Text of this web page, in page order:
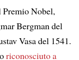
Nobel,
Bergman del
Vasa del 1541.
riconosciuto a